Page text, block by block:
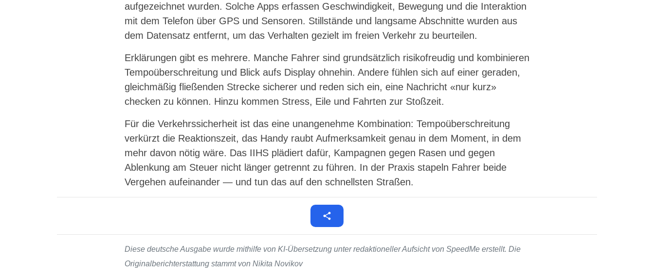
aufgezeichnet wurden. Solche Apps erfassen Geschwindigkeit, Bewegung und die Interaktion
mit dem Telefon über GPS und Sensoren. Stillstände und langsame Abschnitte wurden aus
dem Datensatz entfernt, um das Verhalten gezielt im freien Verkehr zu beurteilen.
Erklärungen gibt es mehrere. Manche Fahrer sind grundsätzlich risikofreudig und kombinieren
Tempoüberschreitung und Blick aufs Display ohnehin. Andere fühlen sich auf einer geraden,
gleichmäßig fließenden Strecke sicherer und reden sich ein, eine Nachricht «nur kurz»
checken zu können. Hinzu kommen Stress, Eile und Fahrten zur Stoßzeit.
Für die Verkehrssicherheit ist das eine unangenehme Kombination: Tempoüberschreitung
verkürzt die Reaktionszeit, das Handy raubt Aufmerksamkeit genau in dem Moment, in dem
mehr davon nötig wäre. Das IIHS plädiert dafür, Kampagnen gegen Rasen und gegen
Ablenkung am Steuer nicht länger getrennt zu führen. In der Praxis stapeln Fahrer beide
Vergehen aufeinander — und tun das auf den schnellsten Straßen.
Diese deutsche Ausgabe wurde mithilfe von KI-Übersetzung unter redaktioneller Aufsicht von SpeedMe erstellt. Die
Originalberichterstattung stammt von Nikita Novikov